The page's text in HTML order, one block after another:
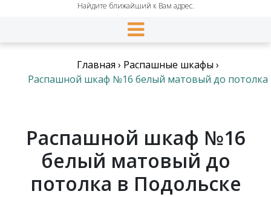
Найдите ближайший к Вам адрес.
Главная › Распашные шкафы ›
Распашной шкаф №16 белый матовый до потолка
Распашной шкаф №16
белый матовый до
потолка в Подольске